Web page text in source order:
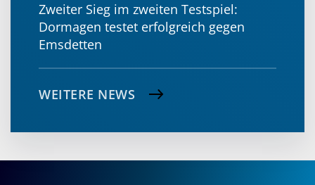
Zweiter Sieg im zweiten Testspiel:
Dormagen testet erfolgreich gegen
Emsdetten
WEITERE NEWS